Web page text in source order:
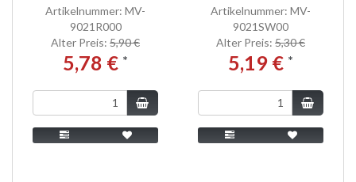
Artikelnummer: MV-
9021R000
Alter Preis: 5,90 €
5,78 € *
Artikelnummer: MV-
9021SW00
Alter Preis: 5,30 €
5,19 € *